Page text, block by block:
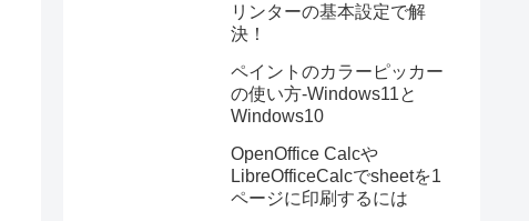
リンターの基本設定で解
決！
ペイントのカラーピッカー
の使い方-Windows11と
Windows10
OpenOffice Calcや
LibreOfficeCalcでsheetを1
ページに印刷するには